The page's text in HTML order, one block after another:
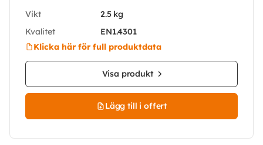
Vikt
2.5 kg
Kvalitet
EN1.4301
Klicka här för full produktdata
Visa produkt
Lägg till i offert